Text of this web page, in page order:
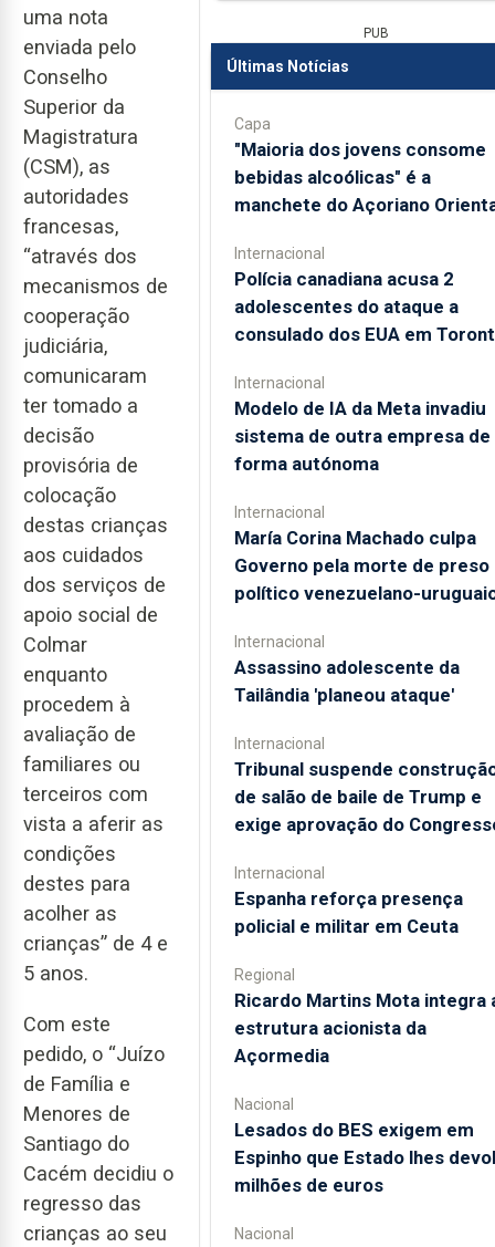
uma nota
enviada pelo
Conselho
Superior da
Magistratura
(CSM), as
autoridades
francesas,
“através dos
mecanismos de
cooperação
judiciária,
comunicaram
ter tomado a
decisão
provisória de
colocação
destas crianças
aos cuidados
dos serviços de
apoio social de
Colmar
enquanto
procedem à
avaliação de
familiares ou
terceiros com
vista a aferir as
condições
destes para
acolher as
crianças” de 4 e
5 anos.
Com este
pedido, o “Juízo
de Família e
Menores de
Santiago do
Cacém decidiu o
regresso das
crianças ao seu
PUB
Últimas Notícias
Capa
"Maioria dos jovens consome
bebidas alcoólicas" é a
manchete do Açoriano
Internacional
Polícia canadiana acusa 2
adolescentes do ataque a
consulado dos EUA em
Internacional
Modelo de IA da Meta invadiu
sistema de outra empresa de
forma autónoma
Internacional
María Corina Machado culpa
Governo pela morte de preso
político venezuelano-
Internacional
Assassino adolescente da
Tailândia 'planeou ataque'
Internacional
Tribunal suspende
de salão de baile de Trump e
exige aprovação do
Internacional
Espanha reforça presença
policial e militar em Ceuta
Regional
Ricardo Martins Mota integra
estrutura acionista da
Açormedia
Nacional
Lesados do BES exigem em
Espinho que Estado lhes
milhões de euros
Nacional